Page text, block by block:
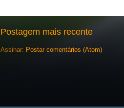
Postagem mais recente
Assinar: Postar comentários (Atom)